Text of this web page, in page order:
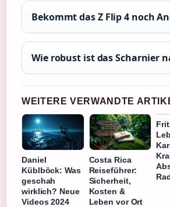
Bekommt das Z Flip 4 noch
Wie robust ist das Scharnier
WEITERE VERWANDTE
Daniel
Küblböck: Was
geschah
wirklich? Neue
Videos 2024
Costa Rica
Reiseführer:
Sicherheit,
Kosten &
Leben vor Ort